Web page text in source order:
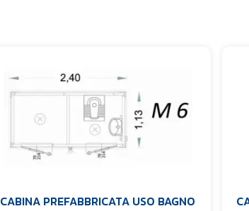
CABINA PREFABBRICATA USO BAGNO